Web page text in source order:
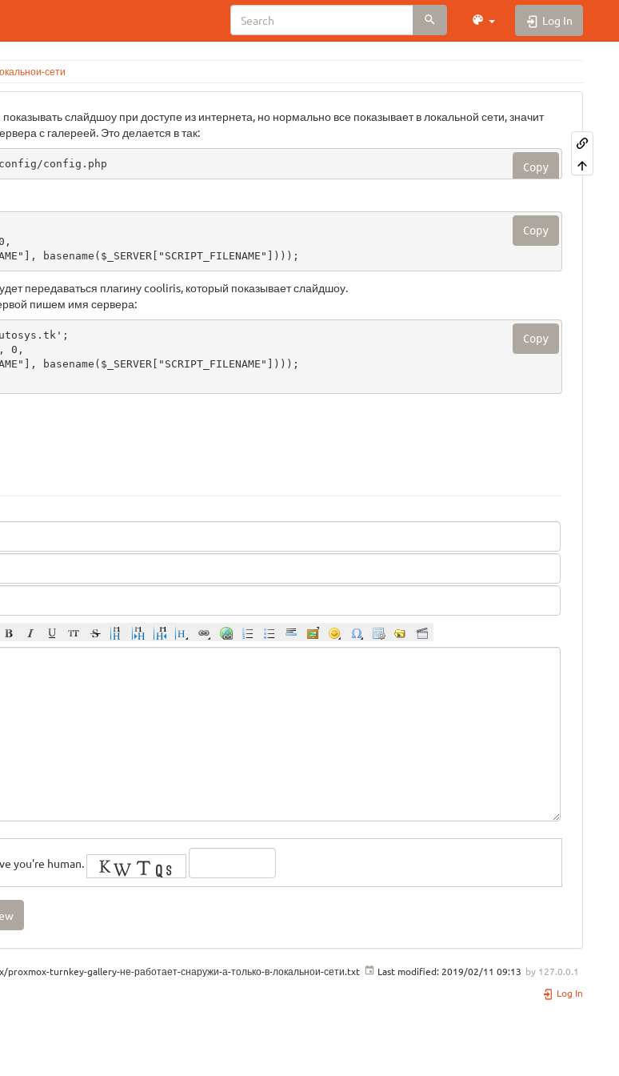
Log In
сети
слайдшоу при доступе из интернета, но нормально все показывает в локальной сети, значит
с галереей. Это делается в так:
config.php Copy
basename($_SERVER["SCRIPT_FILENAME"])));
Copy
передаваться плагину cooliris, который показывает слайдшоу.
пишем имя сервера:
Copy
you're human.
proxmox-turnkey-gallery-не-работает-снаружи-а-только-в-локальнои-сети.txt Last modified: 2019/02/11 09:13 by 127.0.0.1
Log In